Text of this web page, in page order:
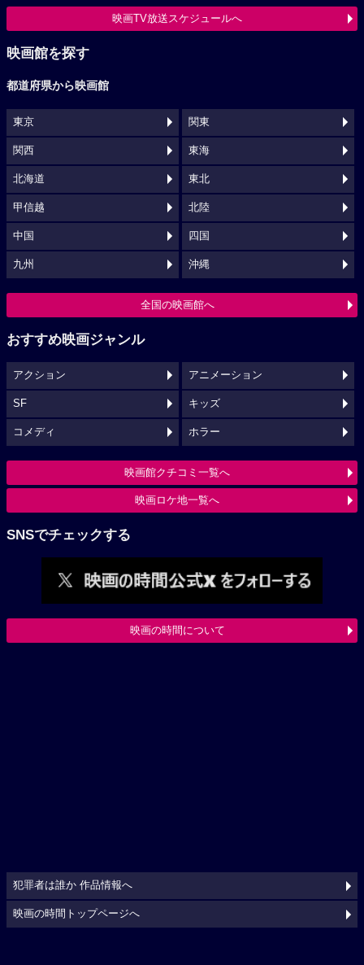
映画TV放送スケジュールへ
映画館を探す
都道府県から映画館
東京 関東
関西 東海
北海道 東北
甲信越 北陸
中国 四国
九州 沖縄
全国の映画館へ
おすすめ映画ジャンル
アクション アニメーション
SF キッズ
コメディ ホラー
映画館クチコミ一覧へ
映画ロケ地一覧へ
SNSでチェックする
映画の時間について
犯罪者は誰か 作品情報へ
映画の時間トップページへ